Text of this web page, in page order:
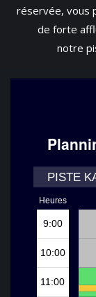
réservée, vous
de forte
notre